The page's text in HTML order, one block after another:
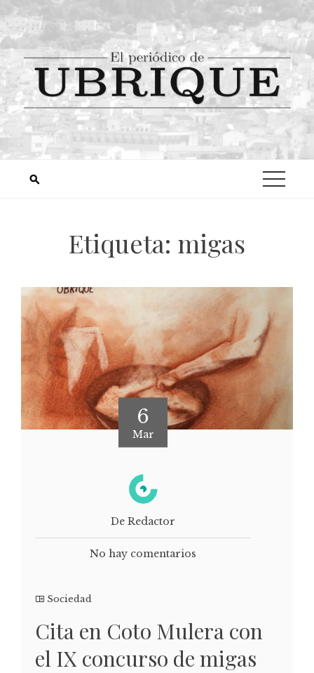
Etiqueta: migas
6
Mar
De Redactor
No hay comentarios
Sociedad
Cita en Coto Mulera con
el IX concurso de migas